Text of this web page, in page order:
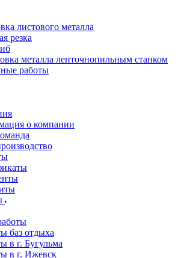
листового металла
резка
металла ленточнопильным станком
работы
о компании
баз отдыха
в г. Бугульма
в г. Ижевск